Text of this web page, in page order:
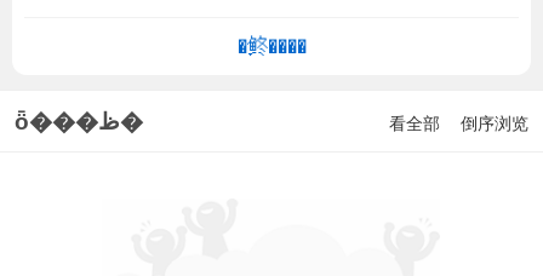
�鿴����
ȫ���ظ� 看全部 倒序浏览